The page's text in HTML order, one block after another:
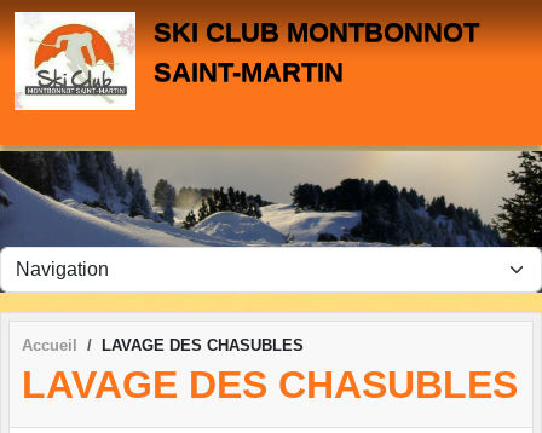
SKI CLUB MONTBONNOT
SAINT-MARTIN
Accueil LAVAGE DES CHASUBLES
LAVAGE DES CHASUBLES
Panneau de gestion des cookies